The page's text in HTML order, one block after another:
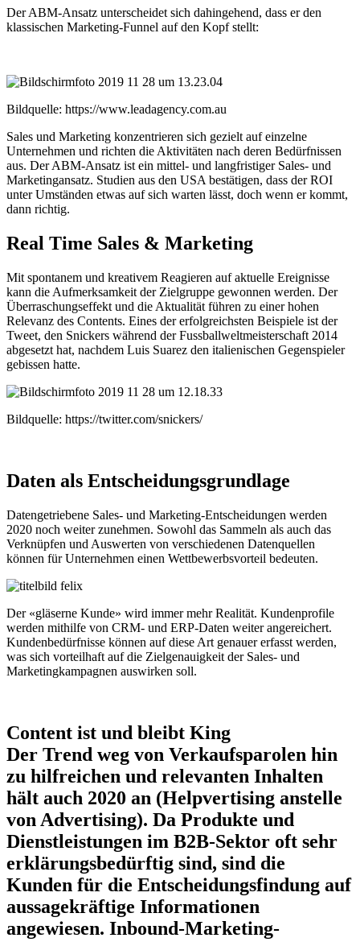
Der ABM-Ansatz unterscheidet sich dahingehend, dass er den
klassischen Marketing-Funnel auf den Kopf stellt:
Bildquelle: https://www.leadagency.com.au
Sales und Marketing konzentrieren sich gezielt auf einzelne
Unternehmen und richten die Aktivitäten nach deren Bedürfnissen
aus. Der ABM-Ansatz ist ein mittel- und langfristiger Sales- und
Marketingansatz. Studien aus den USA bestätigen, dass der ROI
unter Umständen etwas auf sich warten lässt, doch wenn er kommt,
dann richtig.
Real Time Sales & Marketing
Mit spontanem und kreativem Reagieren auf aktuelle Ereignisse
kann die Aufmerksamkeit der Zielgruppe gewonnen werden. Der
Überraschungseffekt und die Aktualität führen zu einer hohen
Relevanz des Contents. Eines der erfolgreichsten Beispiele ist der
Tweet, den Snickers während der Fussballweltmeisterschaft 2014
abgesetzt hat, nachdem Luis Suarez den italienischen Gegenspieler
gebissen hatte.
Bildquelle: https://twitter.com/snickers/
Daten als Entscheidungsgrundlage
Datengetriebene Sales- und Marketing-Entscheidungen werden
2020 noch weiter zunehmen. Sowohl das Sammeln als auch das
Verknüpfen und Auswerten von verschiedenen Datenquellen
können für Unternehmen einen Wettbewerbsvorteil bedeuten.
Der «gläserne Kunde» wird immer mehr Realität. Kundenprofile
werden mithilfe von CRM- und ERP-Daten weiter angereichert.
Kundenbedürfnisse können auf diese Art genauer erfasst werden,
was sich vorteilhaft auf die Zielgenauigkeit der Sales- und
Marketingkampagnen auswirken soll.
Content ist und bleibt King
Der Trend weg von Verkaufsparolen hin
zu hilfreichen und relevanten Inhalten
hält auch 2020 an (Helpvertising anstelle
von Advertising). Da Produkte und
Dienstleistungen im B2B-Sektor oft sehr
erklärungsbedürftig sind, sind die
Kunden für die Entscheidungsfindung auf
aussagekräftige Informationen
angewiesen. Inbound-Marketing-